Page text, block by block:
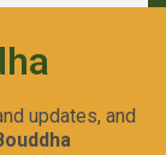
updates, and